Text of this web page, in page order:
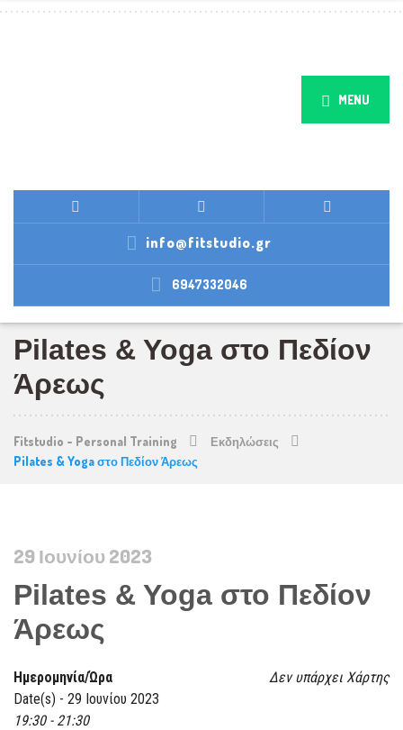
MENU
info@fitstudio.gr
6947332046
Pilates & Yoga στο Πεδίον
Άρεως
Fitstudio - Personal Training
Εκδηλώσεις
Pilates & Yoga στο Πεδίον Άρεως
29 Ιουνίου 2023
Pilates & Yoga στο Πεδίον
Άρεως
Δεν υπάρχει Χάρτης
Ημερομηνία/Ώρα
Date(s) - 29 Ιουνίου 2023
19:30 - 21:30